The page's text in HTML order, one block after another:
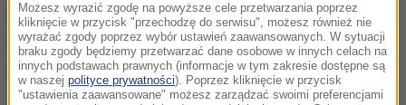
świetle, staranował latarnię i odjechał. Został jednak
zatrzymany przez policję, a po wypadku tłumaczył,
że nie pamięta co się stało.
Możesz wyrazić zgodę na powyższe cele przetwarzania poprzez
kliknięcie w przycisk "przechodzę do serwisu", możesz również nie
wyrażać zgody poprzez wybór ustawień zaawansowanych. W sytuacji
braku zgody będziemy przetwarzać dane osobowe w innych celach na
innych podstawach prawnych (informacje w tym zakresie dostępne są
w naszej polityce prywatności). Poprzez kliknięcie w przycisk
"ustawienia zaawansowane" możesz zarządzać swoimi preferencjami